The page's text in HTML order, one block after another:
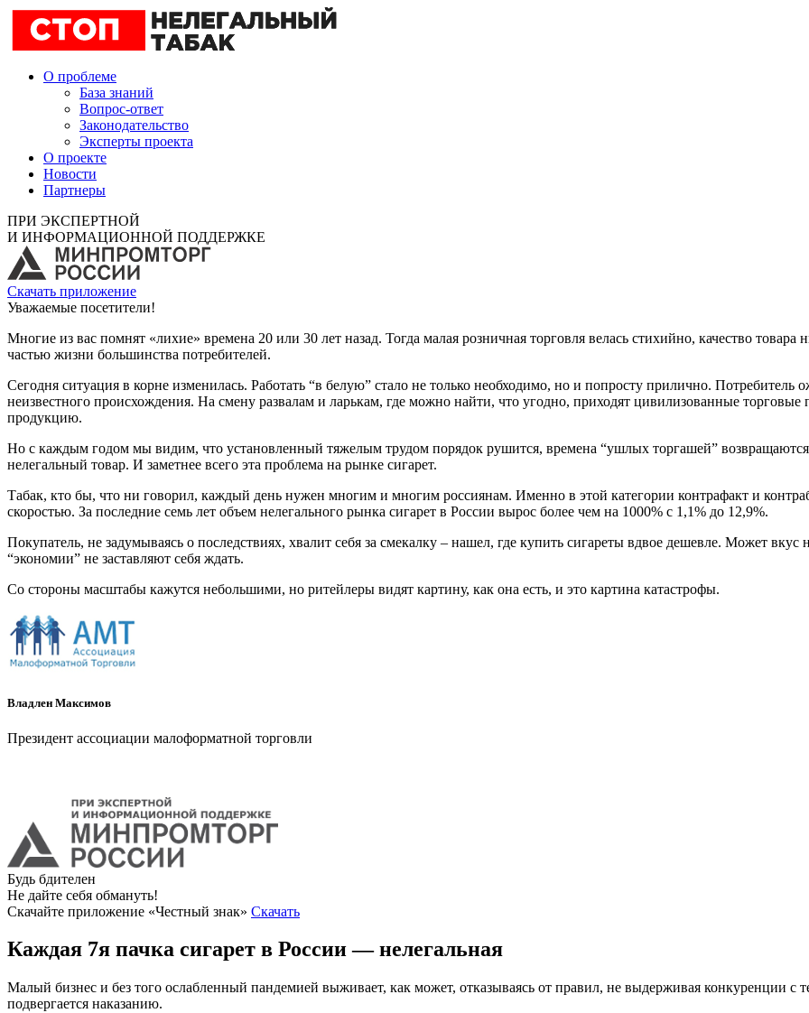
О проблеме
База знаний
Вопрос-ответ
Законодательство
Эксперты проекта
О проекте
Новости
Партнеры
ПРИ ЭКСПЕРТНОЙ
И ИНФОРМАЦИОННОЙ ПОДДЕРЖКЕ
Скачать приложение
Уважаемые посетители!
Многие из вас помнят «лихие» времена 20 или 30 лет назад. Тогда малая розничная торговля велась стихийно, качество
частью жизни большинства потребителей.
Сегодня ситуация в корне изменилась. Работать “в белую” стало не только необходимо, но и попросту прилично. Потребитель
неизвестного происхождения. На смену развалам и ларькам, где можно найти, что угодно, приходят цивилизованные
продукцию.
Но с каждым годом мы видим, что установленный тяжелым трудом порядок рушится, времена “ушлых торгашей”
нелегальный товар. И заметнее всего эта проблема на рынке сигарет.
Табак, кто бы, что ни говорил, каждый день нужен многим и многим россиянам. Именно в этой категории контрафакт и
скоростью. За последние семь лет объем нелегального рынка сигарет в России вырос более чем на 1000% с 1,1% до 12,9%.
Покупатель, не задумываясь о последствиях, хвалит себя за смекалку – нашел, где купить сигареты вдвое дешевле. Может
“экономии” не заставляют себя ждать.
Со стороны масштабы кажутся небольшими, но ритейлеры видят картину, как она есть, и это картина катастрофы.
Владлен Максимов
Президент ассоциации малоформатной торговли
Будь бдителен
Не дайте себя обмануть!
Скачайте приложение «Честный знак» Скачать
Каждая 7я пачка сигарет в России —нелегальная
Малый бизнес и без того ослабленный пандемией выживает, как может, отказываясь от правил, не выдерживая конкуренции
подвергается наказанию.